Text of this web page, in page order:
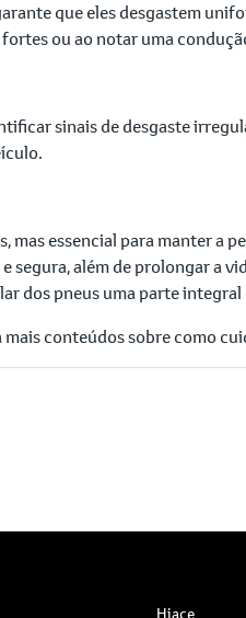
que eles desgastem
ou ao notar uma
sinais de desgaste
essencial para manter a
segura, além de prolongar a
dos pneus uma parte
mais conteúdos sobre como
Hiace